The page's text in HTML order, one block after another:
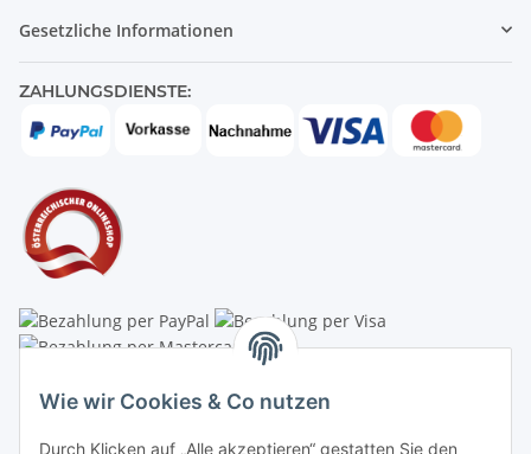
Wie wir Cookies & Co nutzen
Durch Klicken auf „Alle akzeptieren“ gestatten Sie den
Gesetzliche Informationen
ZAHLUNGSDIENSTE:
Linzer Krippenshop